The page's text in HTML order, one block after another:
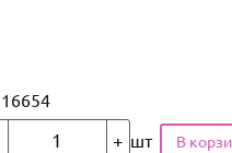
16654
во шт